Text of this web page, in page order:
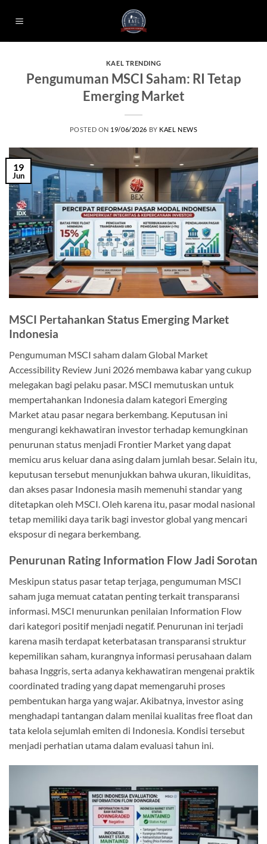
KAEL TRENDING
Pengumuman MSCI Saham: RI Tetap
Emerging Market
POSTED ON 19/06/2026 BY KAEL NEWS
19
Jun
MSCI Pertahankan Status Emerging Market
Indonesia
Pengumuman MSCI saham dalam Global Market
Accessibility Review Juni 2026 membawa kabar yang cukup
melegakan bagi pelaku pasar. MSCI memutuskan untuk
mempertahankan Indonesia dalam kategori Emerging
Market atau pasar negara berkembang. Keputusan ini
mengurangi kekhawatiran investor terhadap kemungkinan
penurunan status menjadi Frontier Market yang dapat
memicu arus keluar dana asing dalam jumlah besar. Selain itu,
keputusan tersebut menunjukkan bahwa ukuran, likuiditas,
dan akses pasar Indonesia masih memenuhi standar yang
ditetapkan oleh MSCI. Oleh karena itu, pasar modal nasional
tetap memiliki daya tarik bagi investor global yang mencari
eksposur di negara berkembang.
Penurunan Rating Information Flow Jadi Sorotan
Meskipun status pasar tetap terjaga, pengumuman MSCI
saham juga memuat catatan penting terkait transparansi
informasi. MSCI menurunkan penilaian Information Flow
dari kategori positif menjadi negatif. Penurunan ini terjadi
karena masih terdapat keterbatasan transparansi struktur
kepemilikan saham, kurangnya informasi perusahaan dalam
bahasa Inggris, serta adanya kekhawatiran mengenai praktik
coordinated trading yang dapat memengaruhi proses
pembentukan harga yang wajar. Akibatnya, investor asing
menghadapi tantangan dalam menilai kualitas free float dan
tata kelola sejumlah emiten di Indonesia. Kondisi tersebut
menjadi perhatian utama dalam evaluasi tahun ini.